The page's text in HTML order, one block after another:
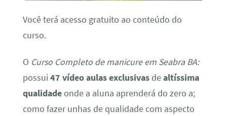
Você terá acesso gratuito ao conteúdo do
curso.
O Curso Completo de manicure em Seabra BA:
possui 47 vídeo aulas exclusivasdealtíssima
qualidadeonde a aluna aprenderá do zero a;
como fazer unhas de qualidade com aspecto